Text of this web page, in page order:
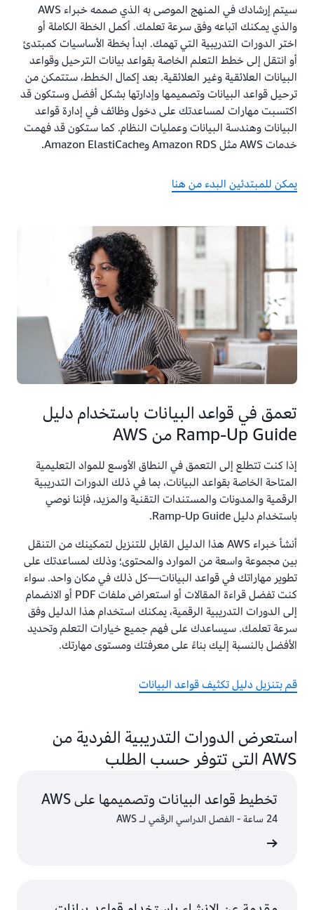
سيتم إرشادك في المنهج الموصى به الذي صممه خبراء AWS
والذي يمكنك اتباعه وفق سرعة تعلمك. أكمل الخطة الكاملة أو
اختر الدورات التدريبية التي تهمك. ابدأ بخطة الأساسيات كمبتدئ
أو انتقل إلى خطط التعلم الخاصة بقواعد بيانات الترحيل وقواعد
البيانات العلائقية وغير العلائقية. بعد إكمال الخطط، ستتمكن من
ترحيل قواعد البيانات وتصميمها وإدارتها بشكل أفضل وستكون قد
اكتسبت مهارات لمساعدتك على دخول وظائف في إدارة قواعد
البيانات وهندسة البيانات وعمليات النظام. كما ستكون قد فهمت
خدمات AWS مثل Amazon RDS وAmazon ElastiCache.
يمكن للمبتدئين البدء من هنا
تعمق في قواعد البيانات باستخدام دليل
Ramp-Up Guide من AWS
إذا كنت تتطلع إلى التعمق في النطاق الأوسع للمواد التعليمية
المتاحة الخاصة بقواعد البيانات، بما في ذلك الدورات التدريبية
الرقمية والمدونات والمستندات التقنية والمزيد، فإننا نوصي
باستخدام دليل Ramp-Up Guide.
أنشأ خبراء AWS هذا الدليل القابل للتنزيل لتمكينك من التنقل
بين مجموعة واسعة من الموارد والمحتوى؛ وذلك لمساعدتك على
تطوير مهاراتك في قواعد البيانات—كل ذلك في مكان واحد. سواء
كنت تفضل قراءة المقالات أو استعراض ملفات PDF أو الانضمام
إلى الدورات التدريبية الرقمية، يمكنك استخدام هذا الدليل وفق
سرعة تعلمك. سيساعدك على فهم جميع خيارات التعلم وتحديد
الأفضل بالنسبة إليك بناءً على معرفتك ومستوى مهارتك.
قم بتنزيل دليل تكثيف قواعد البيانات
استعرض الدورات التدريبية الفردية من
AWS التي تتوفر حسب الطلب
تخطيط قواعد البيانات وتصميمها على AWS
24 ساعة - الفصل الدراسي الرقمي لـ AWS